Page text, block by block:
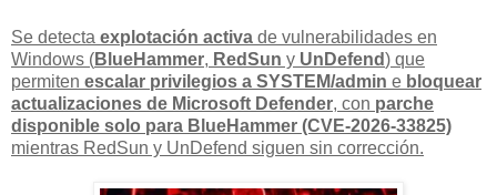
Se detecta explotación activa de vulnerabilidades en
Windows (BlueHammer, RedSun y UnDefend) que
permiten escalar privilegios a SYSTEM/admin e bloquear
actualizaciones de Microsoft Defender, con parche
disponible solo para BlueHammer (CVE-2026-33825)
mientras RedSun y UnDefend siguen sin corrección.